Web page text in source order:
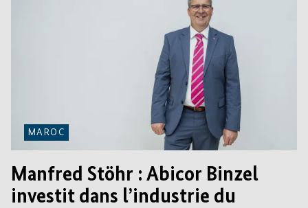
MAROC
Manfred Stöhr : Abicor Binzel
investit dans l’industrie du